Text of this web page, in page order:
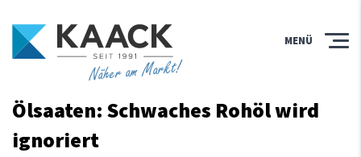
Näher am Markt!
MENÜ
Ölsaaten: Schwaches Rohöl wird
ignoriert